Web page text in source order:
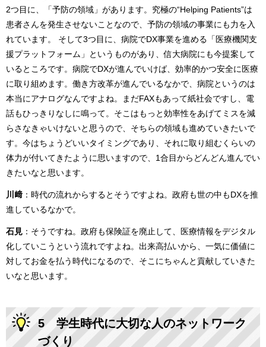
2つ目に、「予防の領域」があります。究極の“Helping Patients”は
患者さんを発生させないことなので、予防の領域の事業にも力を入
れています。 そして3つ目に、病院でDX事業を進める「医療機関支
援プラットフォーム」というものがあり、信大病院にも今提案して
いるところです。病院でDXが進んでいけば、効率的かつ安全に医療
に取り組めます。働き方改革が進んでいるなかで、病院というのは
本当にアナログなんですよね。まだFAXもあって紙社会ですし、電
話もひっきりなしに鳴って。そこはもっと効率性をあげてミスを減
らさなきゃいけないと思うので、そちらの領域も進めていきたいで
す。今はちょうどいいタイミングであり、それに取り組むくらいの
体力が付いてきたように思いますので、1合目からどんどん進んでい
きたいなと思います。
川﨑 ：時代の流れからするとそうですよね。政府も世の中もDXを推
進しているなかで。
石見 ：そうですね。政府も保険証を廃止して、医療情報をデジタル
化していこうという流れですよね。出来高払いから、一気に価値に
対してお金を払う時代になるので、そこにちゃんと貢献していきた
いなと思います。
5 学生時代に大切な人のネットワーク
づくり